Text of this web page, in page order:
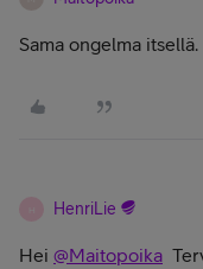
Sama ongelma
HenriLie
Hei @Maitopoika